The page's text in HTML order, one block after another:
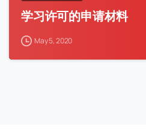
学习许可的申请材料
May 5, 2020